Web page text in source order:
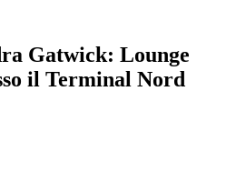
Gatwick: Lounge
il Terminal Nord